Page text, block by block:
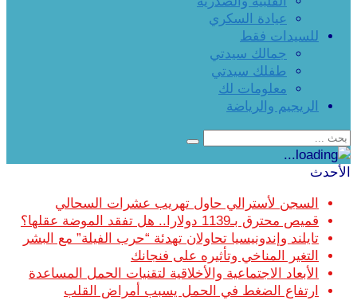
عيادة السكري
للسيدات فقط
جمالك سيدتي
طفلك سيدتي
معلومات لك
الريجيم والرياضة
الأحدث
السجن لأسترالي حاول تهريب عشرات السحالي
قميص محترق بـ1139 دولارا.. هل تفقد الموضة عقلها؟
تايلند وإندونيسيا تحاولان تهدئة “حرب الفيلة” مع البشر
التغير المناخي وتأثيره على فنجانك
الأبعاد الاجتماعية والأخلاقية لتقنيات الحمل المساعدة
ارتفاع الضغط في الحمل يسبب أمراض القلب